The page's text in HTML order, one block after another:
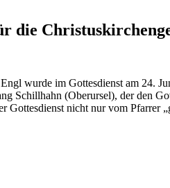
die
wurde im Gottesdienst am 24.
Schillhahn (Oberursel), der den
Gottesdienst nicht nur vom